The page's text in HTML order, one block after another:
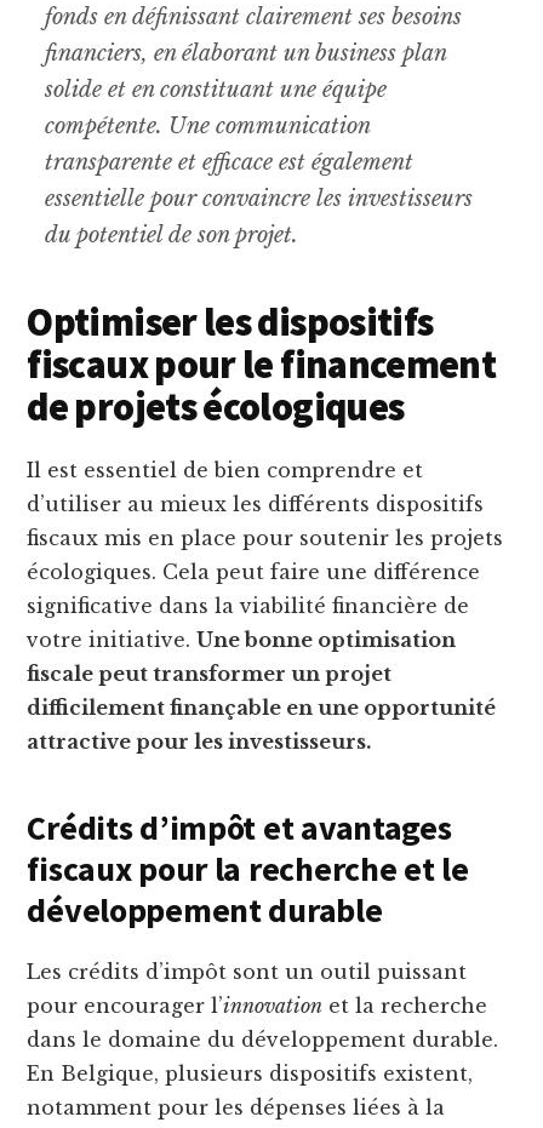
fonds en définissant clairement ses besoins
financiers, en élaborant un business plan
solide et en constituant une équipe
compétente. Une communication
transparente et efficace est également
essentielle pour convaincre les investisseurs
du potentiel de son projet.
Optimiser les dispositifs
fiscaux pour le financement
de projets écologiques
Il est essentiel de bien comprendre et
d’utiliser au mieux les différents dispositifs
fiscaux mis en place pour soutenir les projets
écologiques. Cela peut faire une différence
significative dans la viabilité financière de
votre initiative.Une bonne optimisation
fiscale peut transformer un projet
difficilement finançable en une opportunité
attractive pour les investisseurs.
Crédits d’impôt et avantages
fiscaux pour la recherche et le
développement durable
Les crédits d’impôt sont un outil puissant
pour encourager l’innovation et la recherche
dans le domaine du développement durable.
En Belgique, plusieurs dispositifs existent,
notamment pour les dépenses liées à la